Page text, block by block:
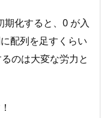
化すると、0 が入
配列を足すくらい
のは大変な労力と